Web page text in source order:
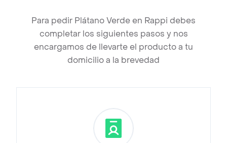
Para pedir Plátano Verde en Rappi debes
completar los siguientes pasos y nos
encargamos de llevarte el producto a tu
domicilio a la brevedad